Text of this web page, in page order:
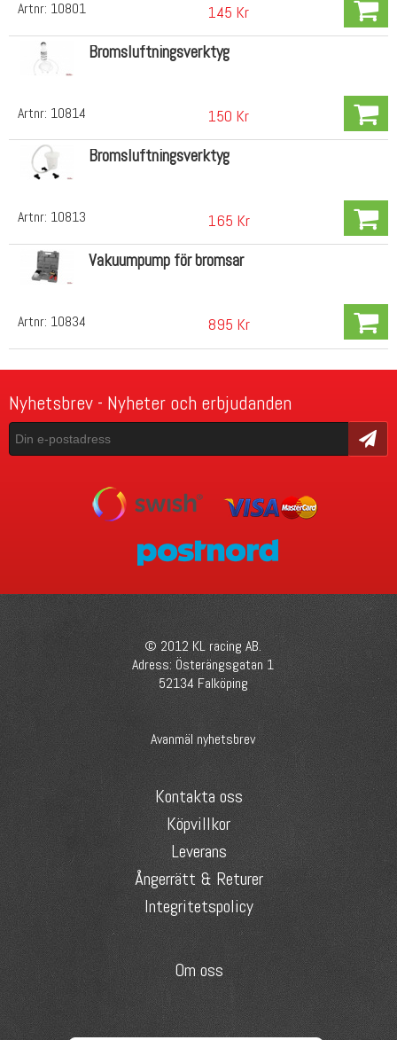
Artnr: 10801 145 Kr
Artnr: 10814
Bromsluftningsverktyg
150 Kr
Artnr: 10813
Bromsluftningsverktyg
165 Kr
Artnr: 10834
Vakuumpump för bromsar
895 Kr
Nyhetsbrev - Nyheter och erbjudanden
Skicka
© 2012 KL racing AB.
Adress: Österängsgatan 1
52134 Falköping
Avanmäl nyhetsbrev
Kontakta oss
Köpvillkor
Leverans
Ångerrätt & Returer
Integritetspolicy
Om oss